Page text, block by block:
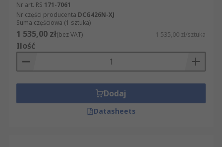
Nr art. RS 171-7061
Nr części producenta DCG426N-XJ
Suma częściowa (1 sztuka)
1 535,00 zł(bez VAT) 1 535,00 zł/sztuka
Ilość
Dodaj
Datasheets